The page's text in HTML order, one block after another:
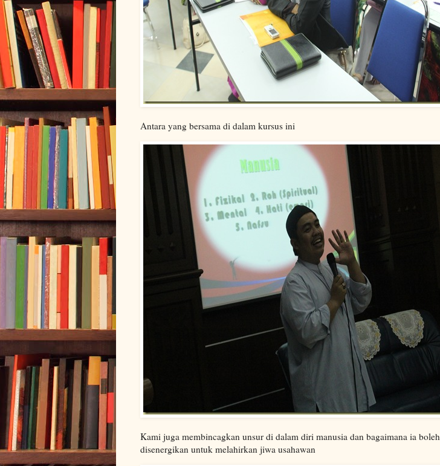
Antara yang bersama di dalam kursus ini
Kami juga membincagkan unsur di dalam diri manusia dan bagaimana ia boleh
disenergikan untuk melahirkan jiwa usahawan